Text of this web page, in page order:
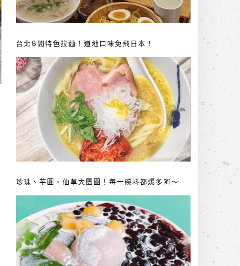
台北8間特色拉麵！道地口味免飛日本！
珍珠、芋圓、仙草大團圓！每一碗料都爆多阿～